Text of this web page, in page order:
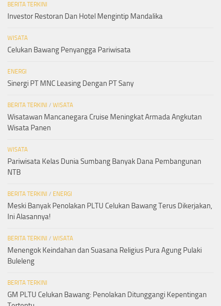
BERITA TERKINI
Investor Restoran Dan Hotel Mengintip Mandalika
WISATA
Celukan Bawang Penyangga Pariwisata
ENERGI
Sinergi PT MNC Leasing Dengan PT Sany
BERITA TERKINI / WISATA
Wisatawan Mancanegara Cruise Meningkat Armada Angkutan
Wisata Panen
WISATA
Pariwisata Kelas Dunia Sumbang Banyak Dana Pembangunan
NTB
BERITA TERKINI / ENERGI
Meski Banyak Penolakan PLTU Celukan Bawang Terus Dikerjakan,
Ini Alasannya!
BERITA TERKINI / WISATA
Menengok Keindahan dan Suasana Religius Pura Agung Pulaki
Buleleng
BERITA TERKINI
GM PLTU Celukan Bawang: Penolakan Ditunggangi Kepentingan